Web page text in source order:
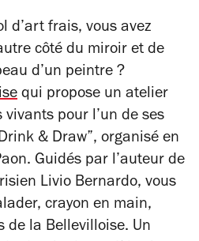
d’art frais, vous avez
côté du miroir et de
d’un peintre ?
qui propose un atelier
pour l’un de ses
& Draw”, organisé en
Guidés par l’auteur de
Livio Bernardo, vous
crayon en main,
de la Bellevilloise. Un